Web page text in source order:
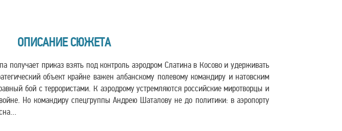
ОПИСАНИЕ СЮЖЕТА
получает приказ взять под контроль аэродром Слатина в Косово и удерживать
объект крайне важен албанскому полевому командиру и натовским
бой с террористами. К аэродрому устремляются российские миротворцы и
Но командиру спецгруппы Андрею Шаталову не до политики: в аэропорту